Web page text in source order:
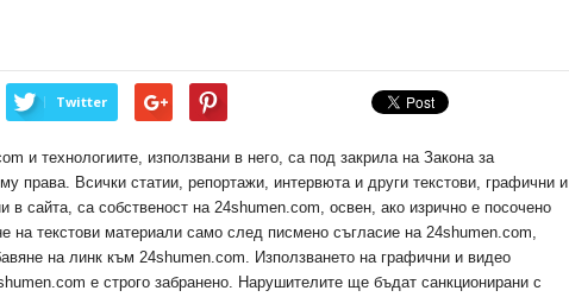
Twitter
и технологиите, използвани в него, са под закрила на Закона за
права. Всички статии, репортажи, интервюта и други текстови, графични и
в сайта, са собственост на 24shumen.com, освен, ако изрично е посочено
на текстови материали само след писмено съгласие на 24shumen.com,
на линк към 24shumen.com. Използването на графични и видео
е строго забранено. Нарушителите ще бъдат санкционирани с